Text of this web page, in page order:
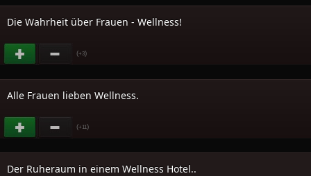
Die Wahrheit über Frauen - Wellness!
(+3)
Alle Frauen lieben Wellness.
(+11)
Der Ruheraum in einem Wellness Hotel..